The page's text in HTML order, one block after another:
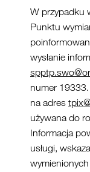
W przypadku
Punktu
wysłanie
numer
na adres
używana do
Informacja
usługi,